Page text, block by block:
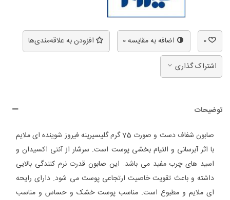
0 اضافه به مقایسه0 افزودن به علاقه‌مندی‌ها
اشتراک گذاری
توضیحات
صابون شفاف دست و صورت 75 گرم گلیسیرینه فیروز شوینده ای ملایم
با اثر آبرسانی و التیام بخشی پوست است. سرشار از آنتی اکسیدان و
اسید های چرب مفید می باشد. این صابون قدرت نرم کنندگی بالایی
داشته و باعث تقویت خاصیت ارتجاعی پوست می شود. دارای رایحه
ای ملایم و مطبوع است. مناسب پوست خشک و حساس و مناسب